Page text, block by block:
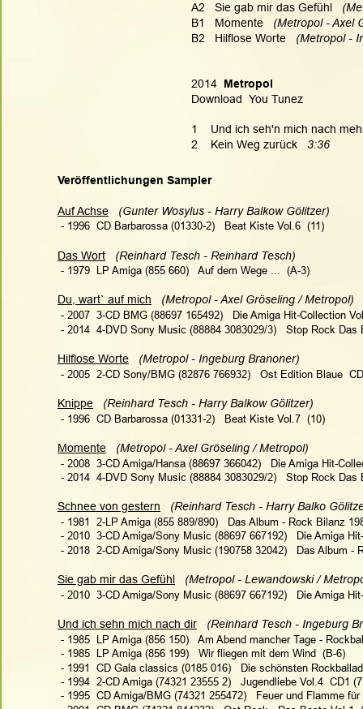
Veröffentlichungen Sampler
Auf Achse
(Gunter Wosylus - Harry Balkow Gölitzer)
- 1996  CD Barbarossa (01330-2)   Beat Kiste Vol.6  (11)
Das Wort
(Reinhard Tesch - Reinhard Tesch)
- 1979  LP Amiga (855 660)   Auf dem Wege ...  (A-3)
Du, wart` auf mich
(Metropol - Axel Gröseling / Metropol)
- 2007  3-CD BMG (88697 165492)   Die Amiga Hit-Collection
- 2014  4-DVD Sony Music (88884 3083029/3)   Stop Rock Das
Hilflose Worte
(Metropol - Ingeburg Branoner)
- 2005  2-CD Sony/BMG (82876 766932)   Ost Edition Blaue
Knippe
(Reinhard Tesch - Harry Balkow Gölitzer)
- 1996  CD Barbarossa (01331-2)   Beat Kiste Vol.7  (10)
Momente
(Metropol - Axel Gröseling / Metropol)
- 2008  3-CD Amiga/Hansa (88697 366042)   Die Amiga Hit-
- 2014  4-DVD Sony Music (88884 3083029/2)   Stop Rock Das
Schnee von gestern
(Reinhard Tesch - Harry Balko
- 1981  2-LP Amiga (855 889/890)   Das Album - Rock Bilanz
- 2010  3-CD Amiga/Sony Music (88697 667192)   Die Amiga
- 2018  2-CD Amiga/Sony Music (190758 32042)   Das Album -
Sie gab mir das Gefühl
(Metropol - Lewandowski /
- 2010  3-CD Amiga/Sony Music (88697 667192)   Die Amiga
Und ich sehn mich nach dir
(Reinhard Tesch - Ingeburg
- 1985  LP Amiga (856 150)   Am Abend mancher Tage -
- 1985  LP Amiga (856 199)   Wir fliegen mit dem Wind  (B-6)
- 1991  CD Gala classics (0185 016)   Die schönsten
- 1994  2-CD Amiga (74321 23555 2)   Jugendliebe Vol.4  CD1
- 1995  CD Amiga/BMG (74321 255472)   Feuer und Flamme für
A2   Sie gab mir das Gefühl
B1   Momente (Metropol - Axel
B2   Hilflose Worte (Metropol -
2014 Metropol
Download  You Tunez
1    Und ich seh'n mich nach
2    Kein Weg zurück 3:36